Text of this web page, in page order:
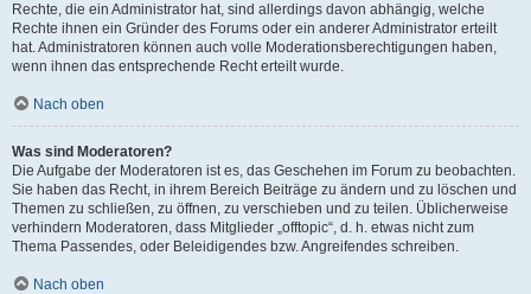
Rechte, die ein Administrator hat, sind allerdings davon abhängig, welche
Rechte ihnen ein Gründer des Forums oder ein anderer Administrator erteilt
hat. Administratoren können auch volle Moderationsberechtigungen haben,
wenn ihnen das entsprechende Recht erteilt wurde.
Nach oben
Was sind Moderatoren?
Die Aufgabe der Moderatoren ist es, das Geschehen im Forum zu beobachten.
Sie haben das Recht, in ihrem Bereich Beiträge zu ändern und zu löschen und
Themen zu schließen, zu öffnen, zu verschieben und zu teilen. Üblicherweise
verhindern Moderatoren, dass Mitglieder „offtopic“, d. h. etwas nicht zum
Thema Passendes, oder Beleidigendes bzw. Angreifendes schreiben.
Nach oben